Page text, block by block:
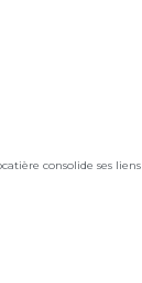
consolide ses